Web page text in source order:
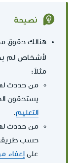
نصيحة
هنالك حقوق
لأشخاص لم
مثلاً:
يستحقون
التعليم.
حسب
على إعفاء